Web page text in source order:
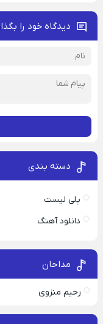
دیدگاه خود را
دسته بندی
پلی لیست
دانلود آهنگ
مداحان
رحیم منزوی